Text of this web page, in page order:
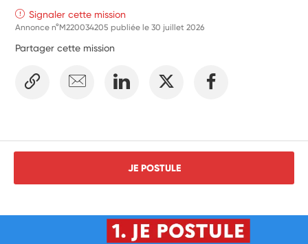
Signaler cette mission
Annonce n°M220034205 publiée le30 juillet 2026
Partager cette mission
JE POSTULE